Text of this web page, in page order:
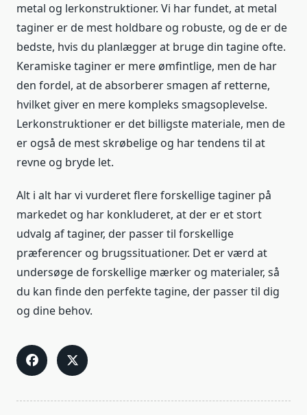
metal og lerkonstruktioner. Vi har fundet, at metal
taginer er de mest holdbare og robuste, og de er de
bedste, hvis du planlægger at bruge din tagine ofte.
Keramiske taginer er mere ømfintlige, men de har
den fordel, at de absorberer smagen af retterne,
hvilket giver en mere kompleks smagsoplevelse.
Lerkonstruktioner er det billigste materiale, men de
er også de mest skrøbelige og har tendens til at
revne og bryde let.
Alt i alt har vi vurderet flere forskellige taginer på
markedet og har konkluderet, at der er et stort
udvalg af taginer, der passer til forskellige
præferencer og brugssituationer. Det er værd at
undersøge de forskellige mærker og materialer, så
du kan finde den perfekte tagine, der passer til dig
og dine behov.